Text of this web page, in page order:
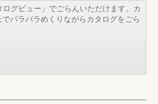
グビュー」でごらんいただけます。カ
パラパラめくりながらカタログをごら